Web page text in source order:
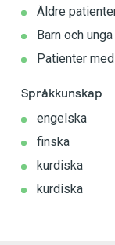
Äldre
Barn och unga
Patienter
Språkkunskap
engelska
finska
kurdiska
kurdiska